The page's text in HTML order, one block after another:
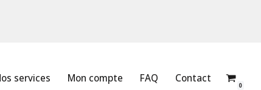
services Mon compte FAQ Contact
0